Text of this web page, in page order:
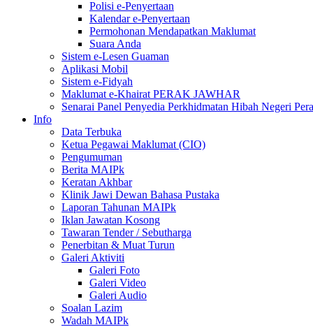
Polisi e-Penyertaan
Kalendar e-Penyertaan
Permohonan Mendapatkan Maklumat
Suara Anda
Sistem e-Lesen Guaman
Aplikasi Mobil
Sistem e-Fidyah
Maklumat e-Khairat PERAK JAWHAR
Senarai Panel Penyedia Perkhidmatan Hibah Negeri
Info
Data Terbuka
Ketua Pegawai Maklumat (CIO)
Pengumuman
Berita MAIPk
Keratan Akhbar
Klinik Jawi Dewan Bahasa Pustaka
Laporan Tahunan MAIPk
Iklan Jawatan Kosong
Tawaran Tender / Sebutharga
Penerbitan & Muat Turun
Galeri Aktiviti
Galeri Foto
Galeri Video
Galeri Audio
Soalan Lazim
Wadah MAIPk